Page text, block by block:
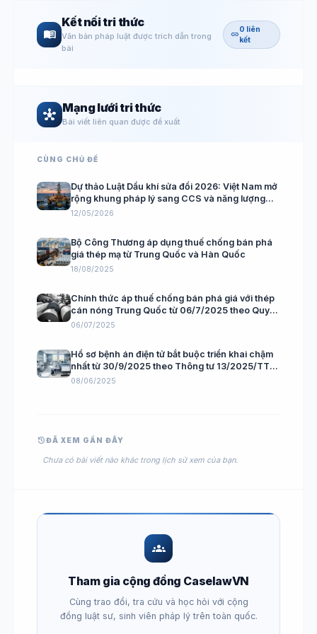
menu_book
Kết nối tri thức
Văn bản pháp luật được trích dẫn trong
bài
link
0 liên
kết
hub Mạng lưới tri thức
Bài viết liên quan được đề xuất
CÙNG CHỦ ĐỀ
Dự thảo Luật Dầu khí sửa đổi 2026: Việt Nam mở
rộng khung pháp lý sang CCS và năng lượng
ngoài khơi
12/05/2026
Bộ Công Thương áp dụng thuế chống bán phá
giá thép mạ từ Trung Quốc và Hàn Quốc
18/08/2025
Chính thức áp thuế chống bán phá giá với thép
cán nóng Trung Quốc từ 06/7/2025 theo Quyết
định 1959/QĐ-BCT, chấm dứt điều tra với thép
06/07/2025
Hồ sơ bệnh án điện tử bắt buộc triển khai chậm
nhất từ 30/9/2025 theo Thông tư 13/2025/TT-
BYT
08/06/2025
historyĐÃ XEM GẦN ĐÂY
Chưa có bài viết nào khác trong lịch sử xem của bạn.
groups
Tham gia cộng đồng CaselawVN
Cùng trao đổi, tra cứu và học hỏi với cộng
đồng luật sư, sinh viên pháp lý trên toàn quốc.